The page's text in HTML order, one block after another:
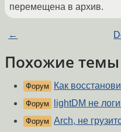
перемещена в архив.
←
Похожие темы
Форум Как
Форум lightDM не
Форум Arch, не